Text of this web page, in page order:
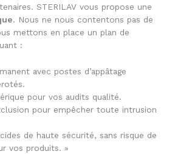
STERILAV vous propose une
. Nous ne nous contentons pas de
mettons en place un plan de
:
avec postes d’appâtage
pour vos audits qualité.
pour empêcher toute intrusion
de haute sécurité, sans risque de
vos produits. »